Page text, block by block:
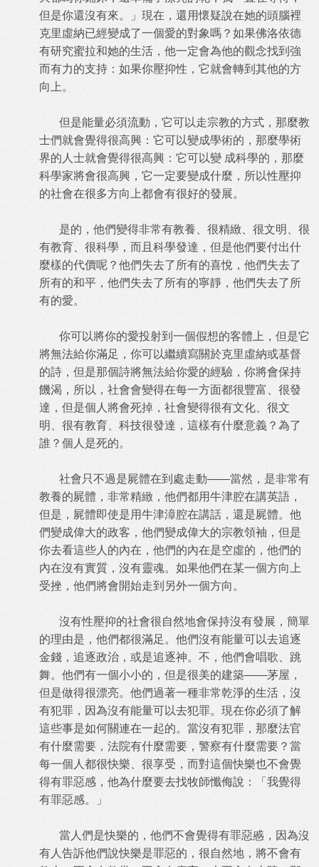
但是你還沒有來。」現在，還用懷疑說在她的頭腦裡
克里虛納已經變成了一個愛的對象嗎？如果佛洛依德
有研究蜜拉和她的生活，他一定會為他的觀念找到強
而有力的支持：如果你壓抑性，它就會轉到其他的方
向上。
但是能量必須流動，它可以走宗教的方式，那麼教
士們就會覺得很高興：它可以變成學術的，那麼學術
界的人士就會覺得很高興：它可以變 成科學的，那麼
科學家將會很高興，它一定要變成什麼，所以性壓抑
的社會在很多方向上都會有很好的發展。
是的，他們變得非常有教養、很精緻、很文明、很
有教育、很科學，而且科學發達，但是他們要付出什
麼樣的代價呢？他們失去了所有的喜悅，他們失去了
所有的和平，他們失去了所有的寧靜，他們失去了所
有的愛。
你可以將你的愛投射到一個假想的客體上，但是它
將無法給你滿足，你可以繼續寫關於克里虛納或基督
的詩，但是那個詩將無法給你愛的經驗，你將會保持
饑渴，所以，社會會變得在每一方面都很豐富、很發
達，但是個人將會死掉，社會變得很有文化、很文
明、很有教育、科技很發達，這樣有什麼意義？為了
誰？個人是死的。
社會只不過是屍體在到處走動——當然，是非常有
教養的屍體，非常精緻，他們都用牛津腔在講英語，
但是，屍體即使是用牛津漳腔在講話，還是屍體。他
們變成偉大的政客，他們變成偉大的宗教領袖，但是
你去看這些人的內在，他們的內在是空虛的，他們的
內在沒有實質，沒有靈魂。如果他們在某一個方向上
受挫，他們將會開始走到另外一個方向。
沒有性壓抑的社會很自然地會保持沒有發展，簡單
的理由是，他們都很滿足。他們沒有能量可以去追逐
金錢，追逐政治，或是追逐神。不，他們會唱歌、跳
舞。他們有一個小小的，但是很美的建築——茅屋，
但是做得很漂亮。他們過著一種非常乾淨的生活，沒
有犯罪，因為沒有能量可以去犯罪。現在你必須了解
這些事是如何關連在一起的。當沒有犯罪，那麼法官
有什麼需要，法院有什麼需要，警察有什麼需要？當
每一個人都很快樂、很享受，而對這個快樂也不會覺
得有罪惡感，他為什麼要去找牧師懺侮說：「我覺得
有罪惡感。」
當人們是快樂的，他們不會覺得有罪惡慼，因為沒
有人告訴他們說快樂是罪惡的，很自然地，將不會有